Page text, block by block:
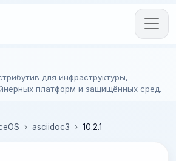
для инфраструктуры,
платформ и защищённых сред.
asciidoc3 10.2.1